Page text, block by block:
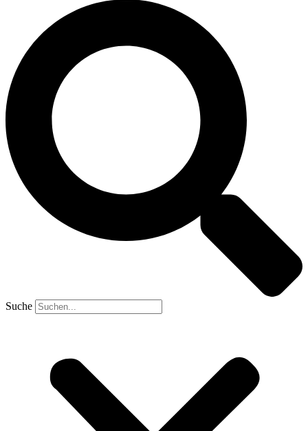
Suche